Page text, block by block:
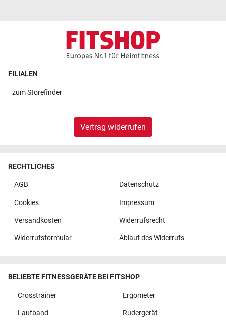
FILIALEN
zumStorefinder
Vertrag widerrufen
RECHTLICHES
AGB Datenschutz
Cookies Impressum
Versandkosten Widerrufsrecht
Widerrufsformular Ablauf des Widerrufs
BELIEBTE FITNESSGERÄTE BEI FITSHOP
Crosstrainer Ergometer
Laufband Rudergerät